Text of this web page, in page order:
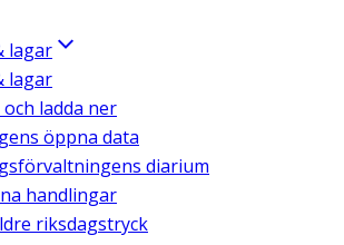
lagar
lagar
ladda ner
öppna data
diarium
handlingar
riksdagstryck